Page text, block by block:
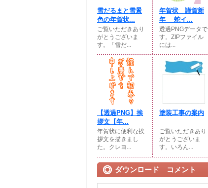
雪だるまと雪景
色の年賀状...
ご覧いただきあり
がとうございま
す。「雪だ...
年賀状 謹賀新
年 蛇イ...
透過PNGデータで
す。ZIPファイル
には...
【透過PNG】挨
拶文【年...
年賀状に便利な挨
拶文を描きまし
た。クレヨ...
塗装工事の案内
ご覧いただきあり
がとうございま
す。いろん...
ダウンロード コメント